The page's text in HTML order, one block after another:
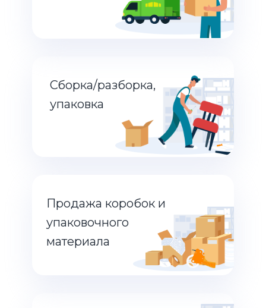
Сборка/разборка,
упаковка
Продажа коробок и
упаковочного
материала